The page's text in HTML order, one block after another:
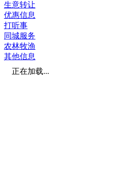
生意转让
优惠信息
打听事
同城服务
农林牧渔
其他信息
正在加载...